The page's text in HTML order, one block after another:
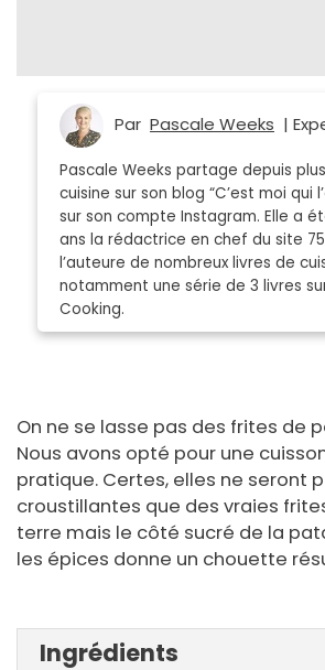
Par Pascale Weeks |
Pascale Weeks partage depuis
cuisine sur son blog “C’est moi qui
sur son compte Instagram. Elle a
ans la rédactrice en chef du site
l’auteure de nombreux livres de
notamment une série de 3 livres
Cooking.
On ne se lasse pas des frites de
Nous avons opté pour une
pratique. Certes, elles ne seront
croustillantes que des vraies
terre mais le côté sucré de la
les épices donne un chouette
Ingrédients